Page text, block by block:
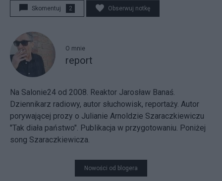
Skomentuj 2 Obserwuj notkę
O mnie
report
Na Salonie24 od 2008. Reaktor Jarosław Banaś.
Dziennikarz radiowy, autor słuchowisk, reportaży. Autor
porywającej prozy o Julianie Arnoldzie Szaraczkiewiczu
"Tak diała państwo". Publikacja w przygotowaniu. Poniżej
song Szaraczkiewicza.
Nowości od blogera